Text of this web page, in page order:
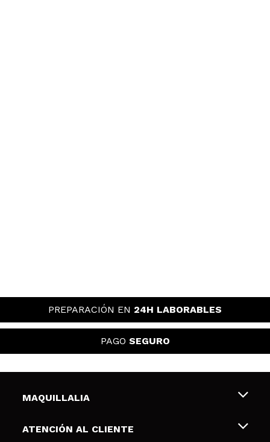
PREPARACIÓN EN 24H LABORABLES
PAGO SEGURO
MAQUILLALIA
Sobre nosotros
ATENCIÓN AL CLIENTE